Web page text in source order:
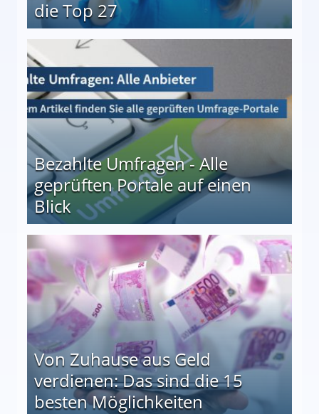
die Top 27
Bezahlte Umfragen - Alle
geprüften Portale auf einen
Blick
auf einen Blick
Von Zuhause aus Geld
verdienen: Das sind die 15
besten Möglichkeiten